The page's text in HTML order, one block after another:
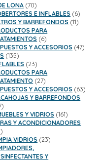
LONA 7070
productos
E INFLABLES 66
productos
Y BARREFONDOS 1111
PARA
66
productos
Y ACCESORIOS 4747
135135
productos
2323
productos
PARA
2727
productos
Y ACCESORIOS 6363
Y BARREFONDOS
27
productosY VIDRIOS 161161
productos
Y ACONDICIONADORES
21
productos
VIDRIOS 2323
Y